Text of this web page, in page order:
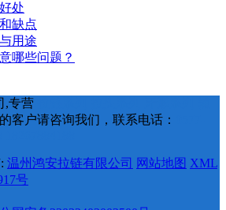
处
缺点
用途
哪些问题？
,专营
客户请咨询我们，联系电话：
温州鸿安拉链有限公司 网站地图 XML
号